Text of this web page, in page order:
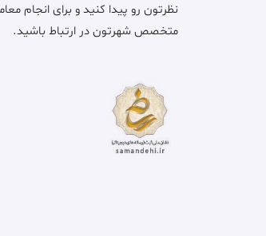
نظرتون رو پیدا کنید و برای انجام
متخصص شهرتون در ارتباط باشید.